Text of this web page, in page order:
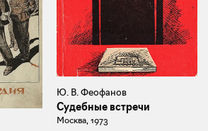
Ю. В. Феофанов
Судебные встречи
Москва, 1973